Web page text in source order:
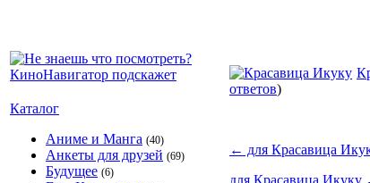
Каталог
Аниме и Манга (40)
Анкеты для друзей (69)
Будущее (6)
ответов)
← для Красавица
для Красавица Икуку